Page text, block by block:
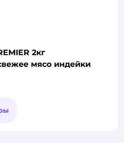
2кг
мясо индейки